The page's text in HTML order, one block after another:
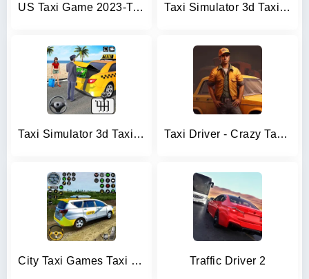
US Taxi Game 2023-Taxi Driver Taxi Simulator 3d Taxi Sim
Taxi Simulator 3d Taxi Driver Taxi Driver - Crazy Taxi Games
City Taxi Games Taxi Simulator Traffic Driver 2